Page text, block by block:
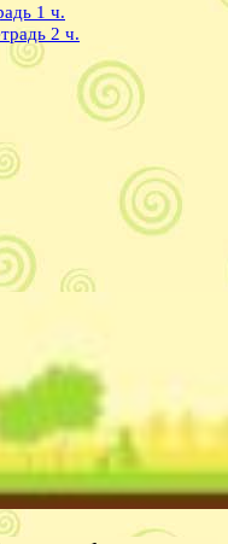
1 ч.
2 ч.